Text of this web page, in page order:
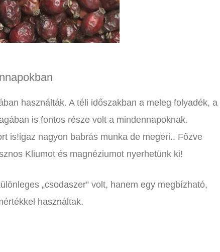
használták. A téli időszakban a meleg folyadék, a
is fontos része volt a mindennapoknak.
is!igaz nagyon babrás munka de megéri.. Főzve
Kliumot és magnéziumot nyerhetünk ki!
„csodaszer” volt, hanem egy megbízható,
használtak.